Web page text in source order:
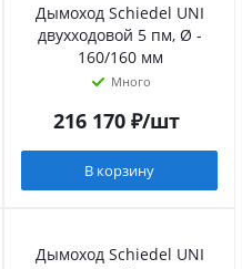
Дымоход Schiedel UNI
двухходовой 5 пм, Ø -
160/160 мм
Много
216 170₽/шт
В корзину
Дымоход Schiedel UNI